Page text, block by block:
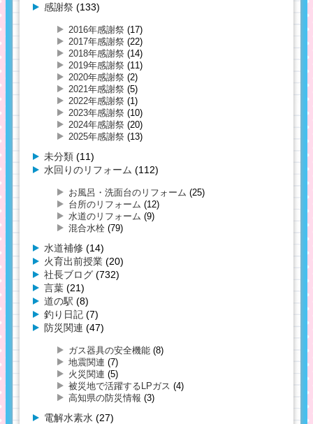
感謝祭 (133)
2016年感謝祭 (17)
2017年感謝祭 (22)
2018年感謝祭 (14)
2019年感謝祭 (11)
2020年感謝祭 (2)
2021年感謝祭 (5)
2022年感謝祭 (1)
2023年感謝祭 (10)
2024年感謝祭 (20)
2025年感謝祭 (13)
未分類 (11)
水回りのリフォーム (112)
お風呂・洗面台のリフォーム (25)
台所のリフォーム (12)
水道のリフォーム (9)
混合水栓 (79)
水道補修 (14)
火育出前授業 (20)
社長ブログ (732)
言葉 (21)
道の駅 (8)
釣り日記 (7)
防災関連 (47)
ガス器具の安全機能 (8)
地震関連 (7)
火災関連 (5)
被災地で活躍するLPガス (4)
高知県の防災情報 (3)
電解水素水 (27)